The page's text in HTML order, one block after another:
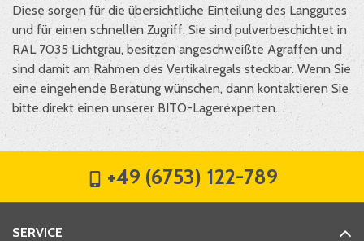
Diese sorgen für die übersichtliche Einteilung des Langgutes
und für einen schnellen Zugriff. Sie sind pulverbeschichtet in
RAL 7035 Lichtgrau, besitzen angeschweißte Agraffen und
sind damit am Rahmen des Vertikalregals steckbar. Wenn Sie
eine eingehende Beratung wünschen, dann kontaktieren Sie
bitte direkt einen unserer BITO-Lagerexperten.
+49 (6753) 122-789
SERVICE